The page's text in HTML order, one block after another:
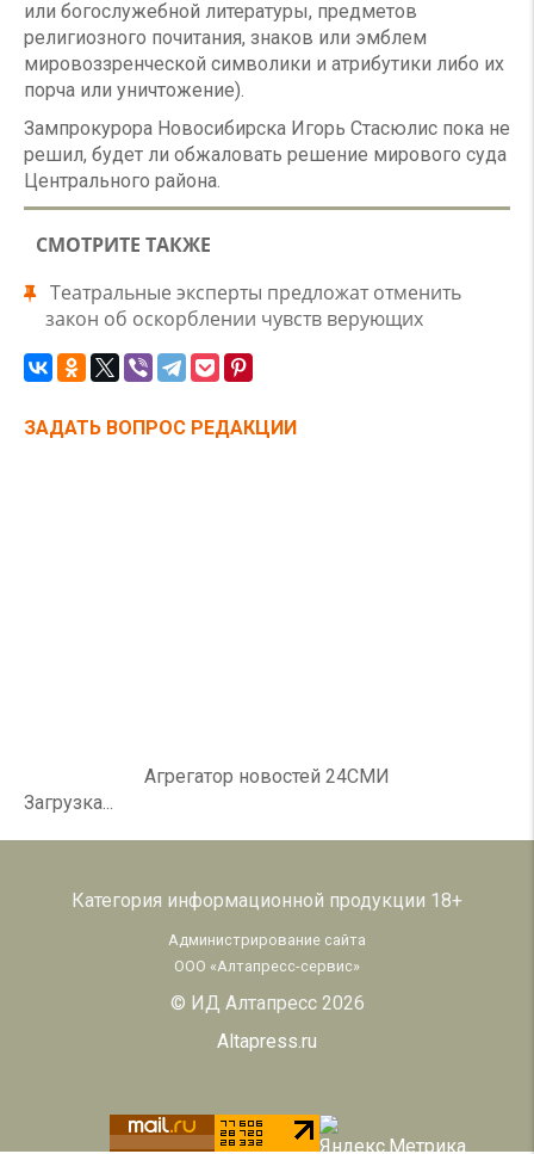
или богослужебной литературы, предметов
религиозного почитания, знаков или эмблем
мировоззренческой символики и атрибутики либо их
порча или уничтожение).
Зампрокурора Новосибирска Игорь Стасюлис пока не
решил, будет ли обжаловать решение мирового суда
Центрального района.
СМОТРИТЕ ТАКЖЕ
Театральные эксперты предложат отменить
закон об оскорблении чувств верующих
ЗАДАТЬ ВОПРОС РЕДАКЦИИ
Агрегатор новостей 24СМИ
Загрузка...
Категория информационной продукции 18+
Администрирование сайта
ООО «Алтапресс-сервис»
© ИД Алтапресс 2026
Altapress.ru